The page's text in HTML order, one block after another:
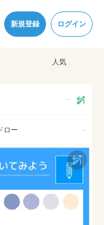
新規登録 ログイン
ポリシーを改定しました。
ックします
適に！ 人気
--
ロー --